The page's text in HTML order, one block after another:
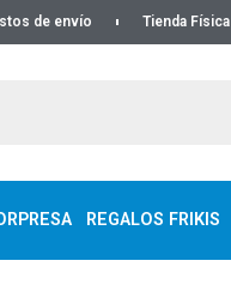
de envío Tienda Física
REGALOS FRIKIS